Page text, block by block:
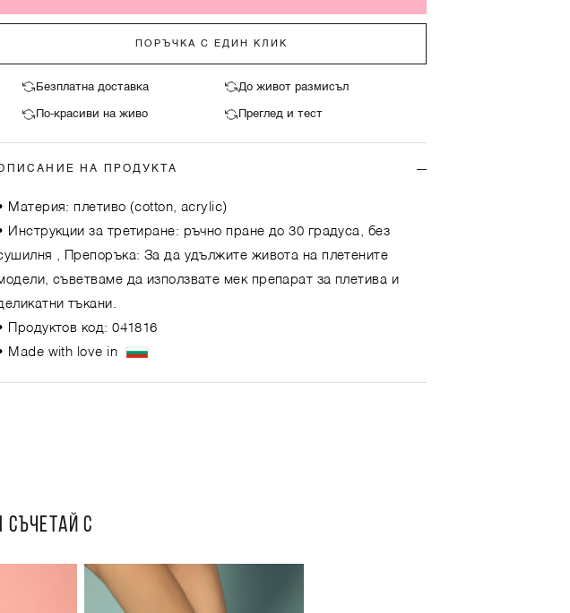
ПОРЪЧКА С ЕДИН КЛИК
Безплатна доставка До живот размисъл
По-красиви на живо Преглед и тест
НА ПРОДУКТА
Материя: плетиво (cotton, acrylic)
Инструкции за третиране: ръчно пране до 30 градуса, без
, Препоръка: За да удължите живота на плетените
съветваме да използвате мек препарат за плетива и
тъкани.
Продуктов код: 041816
Made with love in
СЪЧЕТАЙ С